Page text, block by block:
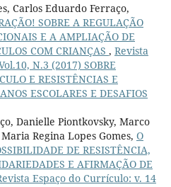
Carlos Eduardo Ferraço,
SOBRE A REGULAÇÃO
E A AMPLIAÇÃO DE
COM CRIANÇAS , Revista
N.3 (2017) SOBRE
E RESISTÊNCIAS E
ESCOLARES E DESAFIOS
Danielle Piontkovsky, Marco
Regina Lopes Gomes, O
DE RESISTÊNCIA,
E AFIRMAÇÃO DE
Espaço do Currículo: v. 14